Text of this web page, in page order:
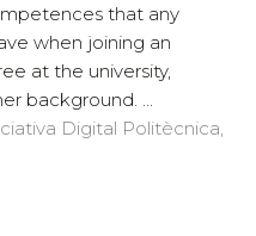
that any
when joining an
at the university,
background. ...
Digital Politècnica,